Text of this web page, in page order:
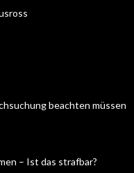
beachten müssen
– Ist das strafbar?